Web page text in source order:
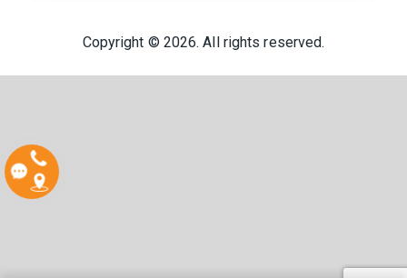
Copyright © 2026. All rights reserved.